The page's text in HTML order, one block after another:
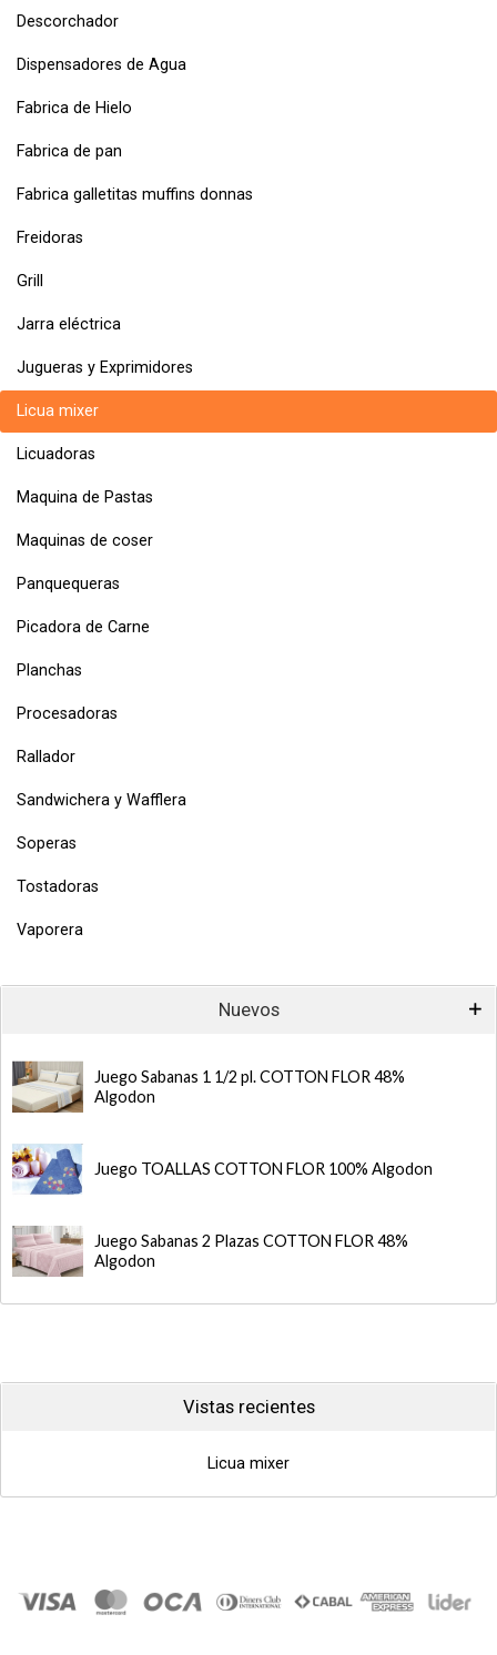
Descorchador
Dispensadores de Agua
Fabrica de Hielo
Fabrica de pan
Fabrica galletitas muffins donnas
Freidoras
Grill
Jarra eléctrica
Jugueras y Exprimidores
Licua mixer
Licuadoras
Maquina de Pastas
Maquinas de coser
Panquequeras
Picadora de Carne
Planchas
Procesadoras
Rallador
Sandwichera y Wafflera
Soperas
Tostadoras
Vaporera
Nuevos
Juego Sabanas 1 1/2 pl. COTTON FLOR 48%
Algodon
Juego TOALLAS COTTON FLOR 100% Algodon
Juego Sabanas 2 Plazas COTTON FLOR 48%
Algodon
Vistas recientes
Licua mixer